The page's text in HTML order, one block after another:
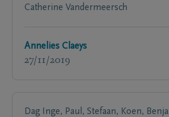
Catherine Vandermeersch
Annelies Claeys
27/11/2019
Dag Inge, Paul, Stefaan, Koen,